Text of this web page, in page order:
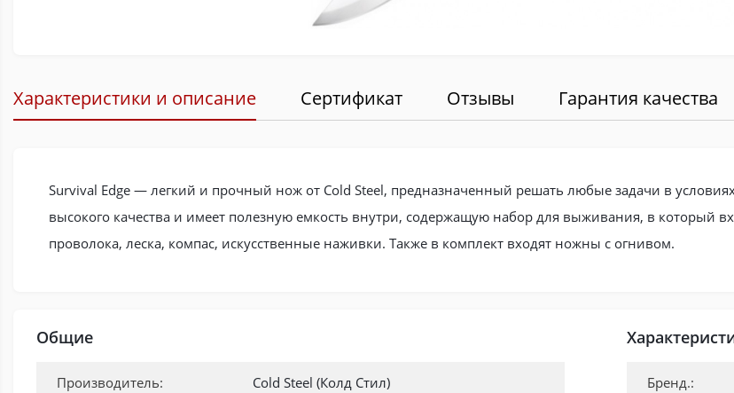
Характеристики и описание Сертификат Отзывы Гарантия качества
Survival Edge — легкий и прочный нож от Cold Steel, предназначенный решать любые задачи в
высокого качества и имеет полезную емкость внутри, содержащую набор для выживания, в который
проволока, леска, компас, искусственные наживки. Также в комплект входят ножны с огнивом.
Общие
Производитель: Cold Steel (Колд Стил) Бренд.: